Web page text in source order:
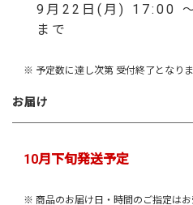
9月22日(月) 17:00
まで
※ 予定数に達し次第 受付終了となりま
お届け
10月下旬発送予定
※ 商品のお届け日・時間のご指定はお